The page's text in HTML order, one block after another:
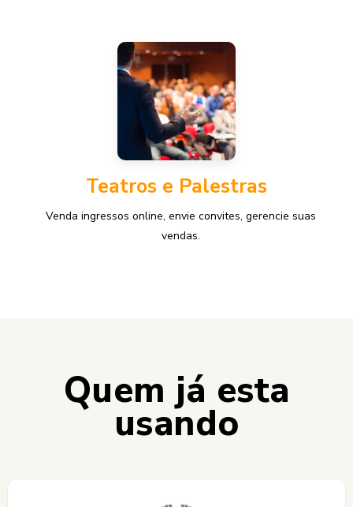
Teatros e Palestras
Venda ingressos online, envie convites, gerencie suas
vendas.
Quem já esta
usando